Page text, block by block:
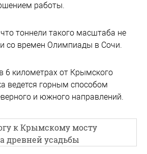
работы.
тоннели такого масштаба не
со времен Олимпиады в Сочи.
6 километрах от Крымского
ведется горным способом
и южного направлений.
к Крымскому мосту
древней усадьбы